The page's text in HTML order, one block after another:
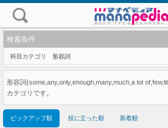
検索条件
科目カテゴリ 形容詞
形容詞(some,any,only,enough,many,much,a lot
カテゴリです。
ピックアップ順 役に立った順 新着順